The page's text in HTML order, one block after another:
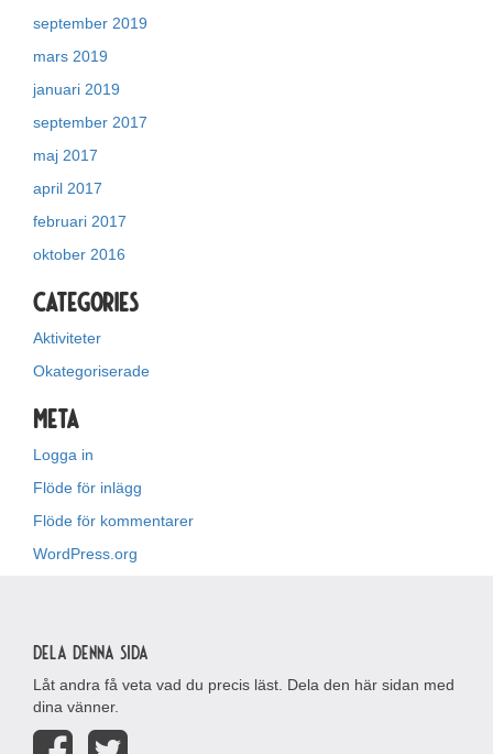
september 2019
mars 2019
januari 2019
september 2017
maj 2017
april 2017
februari 2017
oktober 2016
Categories
Aktiviteter
Okategoriserade
Meta
Logga in
Flöde för inlägg
Flöde för kommentarer
WordPress.org
Dela denna sida
Låt andra få veta vad du precis läst. Dela den här sidan med
dina vänner.